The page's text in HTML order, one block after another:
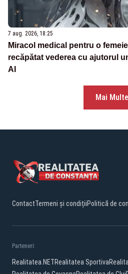
7 aug. 2026, 18:25
Miracol medical pentru o
recăpătat vederea cu ajutorul
AI
Mai Multe
ContactTermeni și condițiiPolitică de
Parteneri:
Realitatea.NETRealitatea Sportiva